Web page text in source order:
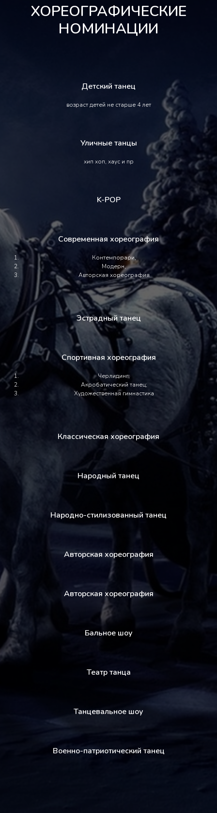
ХОРЕОГРАФИЧЕСКИЕ
НОМИНАЦИИ
Детский танец
возраст детей не старше 4 лет
Уличные танцы
хип хоп, хаус и пр
K-POP
Современная хореография
Контемпорари,
Модерн,
Авторская хореография
Эстрадный танец
Спортивная хореография
Черлидинг;
Акробатический танец;
Художественная гимнастика
Классическая хореография
Народный танец
Народно-стилизованный танец
Авторская хореография
Авторская хореография
Бальное шоу
Театр танца
Танцевальное шоу
Военно-патриотический танец